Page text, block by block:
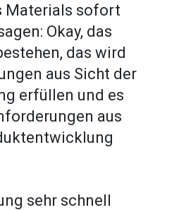
Materials sofort
Okay, das
das wird
aus Sicht der
erfüllen und es
aus
sehr schnell